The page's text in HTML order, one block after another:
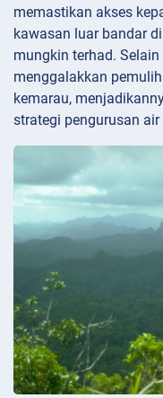
memastikan akses
kawasan luar bandar
mungkin terhad.
menggalakkan
kemarau,
strategi pengurusan air